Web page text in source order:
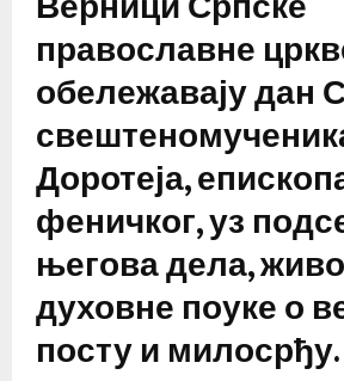
православне
обележавају дан
Доротеја,
феничког, уз
његова дела,
духовне поуке о
посту и милосрђу.